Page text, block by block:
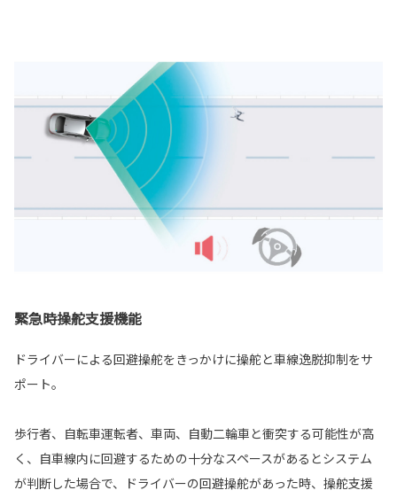
緊急時操舵支援機能
ドライバーによる回避操舵をきっかけに操舵と車線逸脱抑制をサ
ポート。
歩行者、自転車運転者、車両、自動二輪車と衝突する可能性が高
く、自車線内に回避するための十分なスペースがあるとシステム
が判断した場合で、ドライバーの回避操舵があった時、操舵支援